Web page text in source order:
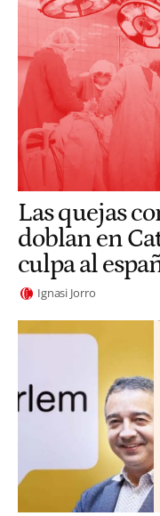
Las quejas
doblan en
culpa al
Ignasi Jorro